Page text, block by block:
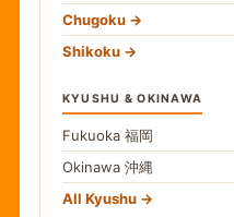
Chugoku
Shikoku
KYUSHU & OKINAWA
Fukuoka 福岡
Okinawa 沖縄
All Kyushu